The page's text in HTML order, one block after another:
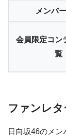
メンバ
会員限定コン
覧
ファンレタ
日向坂46のメ